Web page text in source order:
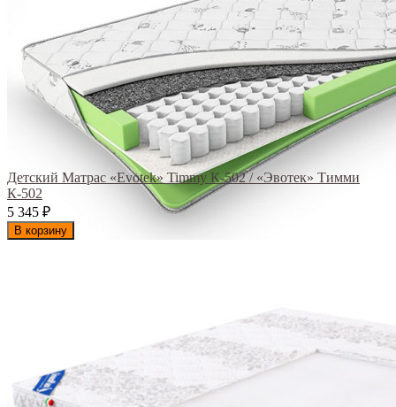
Детский Матрас «Evotek» Timmy К-502 / «Эвотек» Тимми
К-502
5 345 ₽
В корзину